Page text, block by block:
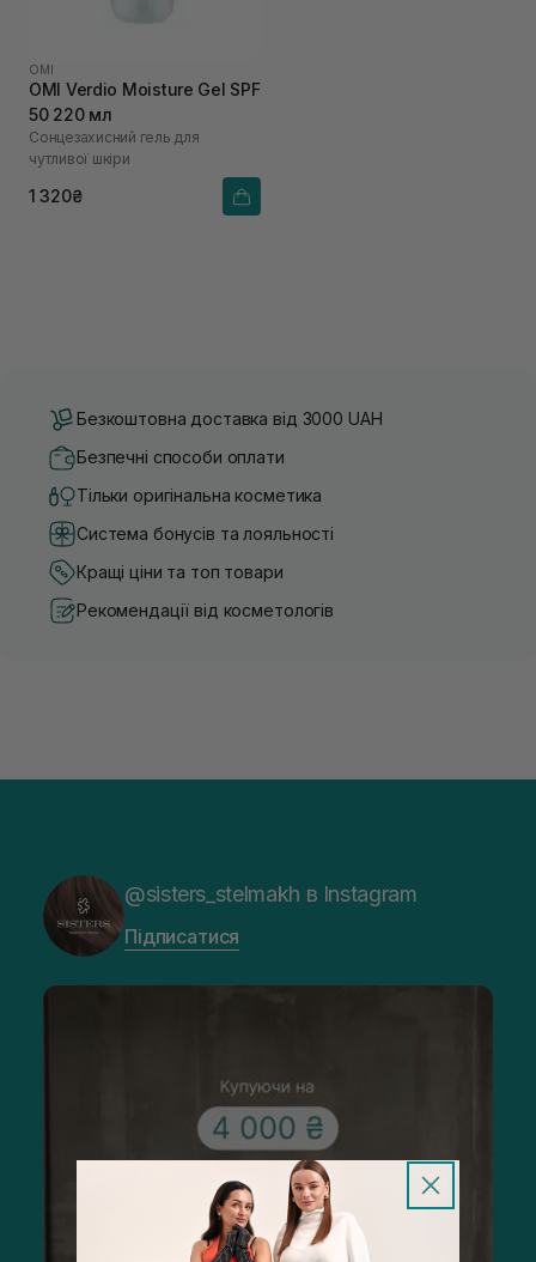
OMI
OMI Verdio Moisture Gel SPF
50 220 мл
Сонцезахисний гель для
чутливої шкіри
1 320₴
Безкоштовна доставка від 3000 UAH
Безпечні способи оплати
Тільки оригінальна косметика
Система бонусів та лояльності
Кращі ціни та топ товари
Рекомендації від косметологів
@sisters_stelmakh в Instagram
Підписатися